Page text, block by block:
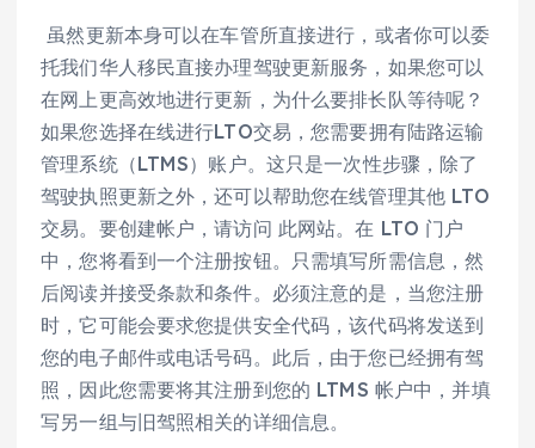
虽然更新本身可以在车管所直接进行，或者你可以委
托我们华人移民直接办理驾驶更新服务，如果您可以
在网上更高效地进行更新，为什么要排长队等待呢？
如果您选择在线进行LTO交易，您需要拥有陆路运输
管理系统（LTMS）账户。这只是一次性步骤，除了
驾驶执照更新之外，还可以帮助您在线管理其他 LTO
交易。要创建帐户，请访问 此网站。在 LTO 门户
中，您将看到一个注册按钮。只需填写所需信息，然
后阅读并接受条款和条件。必须注意的是，当您注册
时，它可能会要求您提供安全代码，该代码将发送到
您的电子邮件或电话号码。此后，由于您已经拥有驾
照，因此您需要将其注册到您的 LTMS 帐户中，并填
写另一组与旧驾照相关的详细信息。